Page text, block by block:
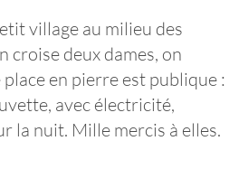
village au milieu des
croise deux dames, on
en pierre est publique :
avec électricité,
la nuit. Mille mercis à elles.